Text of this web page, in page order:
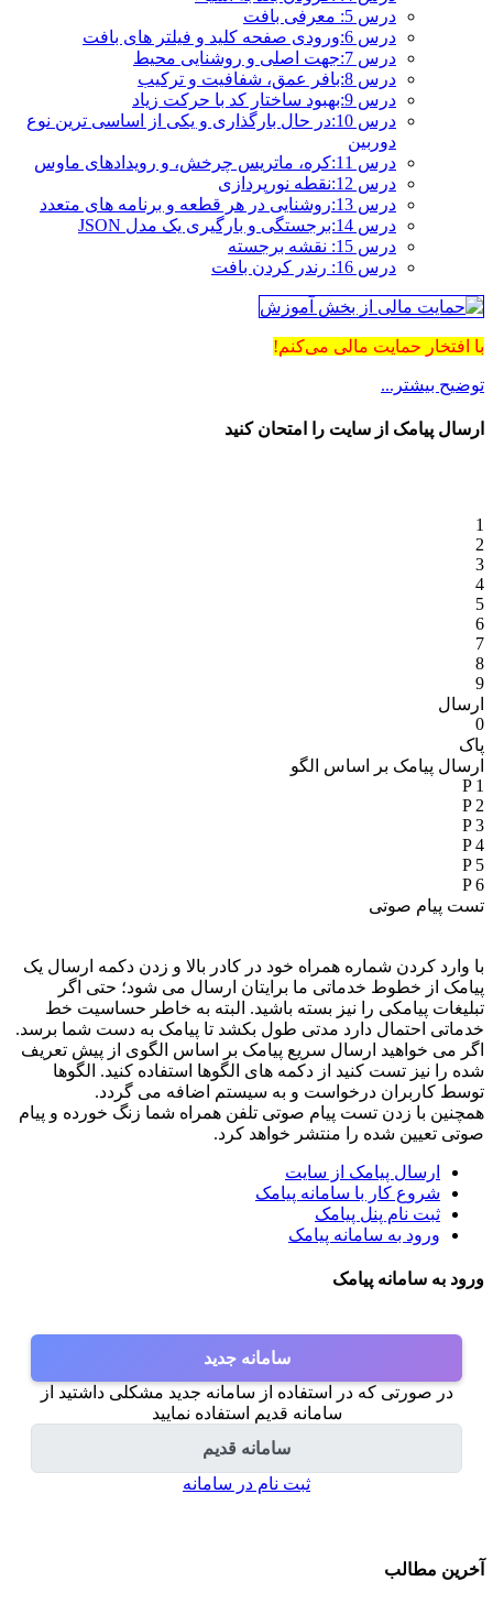
درس 5: معرفی بافت
درس 6:ورودی صفحه کلید و فیلتر های بافت
درس 7:جهت اصلی و روشنایی محیط
درس 8:بافر عمق، شفافیت و ترکیب
درس 9:بهبود ساختار کد با حرکت زیاد
درس 10:در حال بارگذاری و یکی از اساسی ترین نوع
دوربین
درس 11:کره، ماتریس چرخش، و رویدادهای ماوس
درس 12:نقطه نورپردازی
درس 13:روشنایی در هر قطعه و برنامه های متعدد
درس 14:برجستگی و بارگیری یک مدل JSON
درس 15: نقشه برجسته
درس 16: رندر کردن بافت
با افتخار حمایت مالی می‌کنم!
توضیح بیشتر...
ارسال پیامک از سایت را امتحان کنید
1
2
3
4
5
6
7
8
9
ارسال
0
پاک
ارسال پیامک بر اساس الگو
P 1
P 2
P 3
P 4
P 5
P 6
تست پیام صوتی
با وارد کردن شماره همراه خود در کادر بالا و زدن دکمه ارسال یک
پیامک از خطوط خدماتی ما برایتان ارسال می شود؛ حتی اگر
تبلیغات پیامکی را نیز بسته باشید. البته به خاطر حساسیت خط
خدماتی احتمال دارد مدتی طول بکشد تا پیامک به دست شما برسد.
اگر می خواهید ارسال سریع پیامک بر اساس الگوی از پیش تعریف
شده را نیز تست کنید از دکمه های الگوها استفاده کنید. الگوها
توسط کاربران درخواست و به سیستم اضافه می گردد.
همچنین با زدن تست پیام صوتی تلفن همراه شما زنگ خورده و پیام
صوتی تعیین شده را منتشر خواهد کرد.
ارسال پیامک از سایت
شروع کار با سامانه پیامک
ثبت نام پنل پیامک
ورود به سامانه پیامک
ورود به سامانه پیامک
سامانه جدید
در صورتی که در استفاده از سامانه جدید مشکلی داشتید از
سامانه قدیم استفاده نمایید
سامانه قدیم
ثبت نام در سامانه
آخرین مطالب